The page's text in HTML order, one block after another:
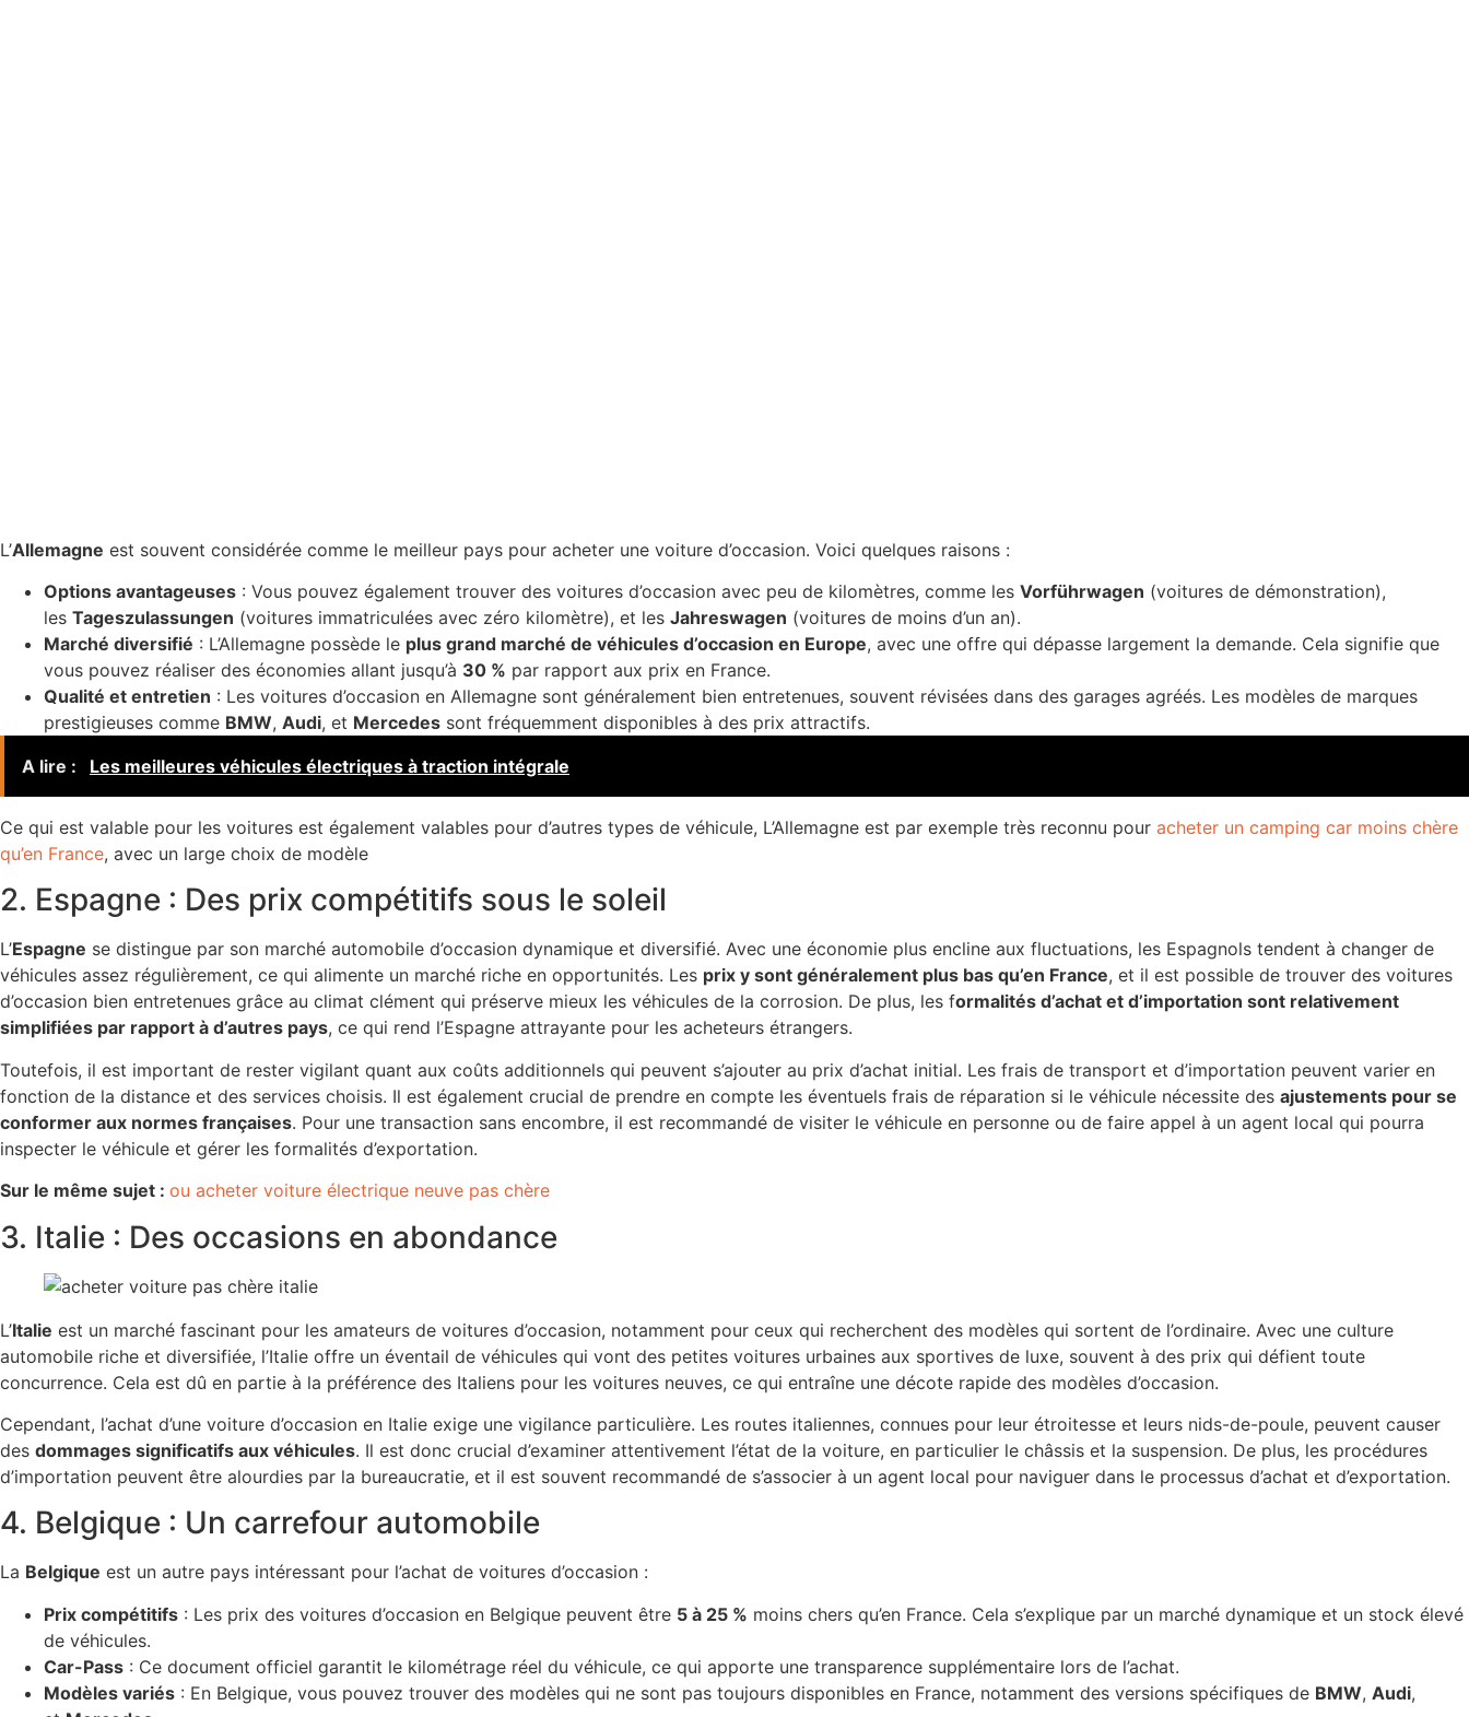
L’Allemagne est souvent considérée comme le meilleur pays pour acheter une voiture d’occasion. Voici quelques raisons :
Options avantageuses : Vous pouvez également trouver des voitures d’occasion avec peu de kilomètres, comme les Vorführwagen (voitures de démonstration),
les Tageszulassungen (voitures immatriculées avec zéro kilomètre), et les Jahreswagen (voitures de moins d’un an).
Marché diversifié : L’Allemagne possède le plus grand marché de véhicules d’occasion en Europe, avec une offre qui dépasse largement la demande. Cela signifie que
vous pouvez réaliser des économies allant jusqu’à 30 % par rapport aux prix en France.
Qualité et entretien : Les voitures d’occasion en Allemagne sont généralement bien entretenues, souvent révisées dans des garages agréés. Les modèles de marques
prestigieuses comme BMW, Audi, et Mercedes sont fréquemment disponibles à des prix attractifs.
A lire :
Les meilleures véhicules électriques à traction intégrale
Ce qui est valable pour les voitures est également valables pour d’autres types de véhicule, L’Allemagne est par exemple très reconnu pour acheter un camping car moins chère
qu’en France, avec un large choix de modèle
2. Espagne : Des prix compétitifs sous le soleil
L’Espagne se distingue par son marché automobile d’occasion dynamique et diversifié. Avec une économie plus encline aux fluctuations, les Espagnols tendent à changer de
véhicules assez régulièrement, ce qui alimente un marché riche en opportunités. Les prix y sont généralement plus bas qu’en France, et il est possible de trouver des voitures
d’occasion bien entretenues grâce au climat clément qui préserve mieux les véhicules de la corrosion. De plus, les formalités d’achat et d’importation sont relativement
simplifiées par rapport à d’autres pays, ce qui rend l’Espagne attrayante pour les acheteurs étrangers.
Toutefois, il est important de rester vigilant quant aux coûts additionnels qui peuvent s’ajouter au prix d’achat initial. Les frais de transport et d’importation peuvent varier en
fonction de la distance et des services choisis. Il est également crucial de prendre en compte les éventuels frais de réparation si le véhicule nécessite des ajustements pour se
conformer aux normes françaises. Pour une transaction sans encombre, il est recommandé de visiter le véhicule en personne ou de faire appel à un agent local qui pourra
inspecter le véhicule et gérer les formalités d’exportation.
Sur le même sujet : ou acheter voiture électrique neuve pas chère
3. Italie : Des occasions en abondance
L’Italie est un marché fascinant pour les amateurs de voitures d’occasion, notamment pour ceux qui recherchent des modèles qui sortent de l’ordinaire. Avec une culture
automobile riche et diversifiée, l’Italie offre un éventail de véhicules qui vont des petites voitures urbaines aux sportives de luxe, souvent à des prix qui défient toute
concurrence. Cela est dû en partie à la préférence des Italiens pour les voitures neuves, ce qui entraîne une décote rapide des modèles d’occasion.
Cependant, l’achat d’une voiture d’occasion en Italie exige une vigilance particulière. Les routes italiennes, connues pour leur étroitesse et leurs nids-de-poule, peuvent causer
des dommages significatifs aux véhicules. Il est donc crucial d’examiner attentivement l’état de la voiture, en particulier le châssis et la suspension. De plus, les procédures
d’importation peuvent être alourdies par la bureaucratie, et il est souvent recommandé de s’associer à un agent local pour naviguer dans le processus d’achat et d’exportation.
4. Belgique : Un carrefour automobile
La Belgique est un autre pays intéressant pour l’achat de voitures d’occasion :
Prix compétitifs : Les prix des voitures d’occasion en Belgique peuvent être 5 à 25 % moins chers qu’en France. Cela s’explique par un marché dynamique et un stock élevé
de véhicules.
Car-Pass : Ce document officiel garantit le kilométrage réel du véhicule, ce qui apporte une transparence supplémentaire lors de l’achat.
Modèles variés : En Belgique, vous pouvez trouver des modèles qui ne sont pas toujours disponibles en France, notamment des versions spécifiques de BMW, Audi,